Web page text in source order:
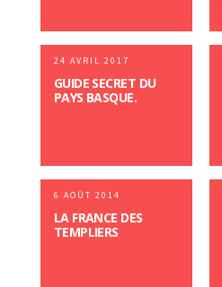
24 AVRIL 2017
GUIDE SECRET DU
PAYS BASQUE.
6 AOÛT 2014
LA FRANCE DES
TEMPLIERS